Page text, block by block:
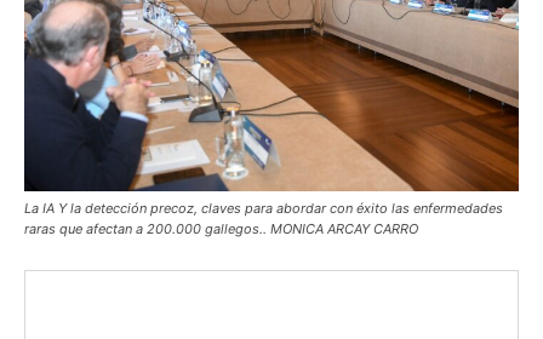
La IA Y la detección precoz, claves para abordar con éxito las enfermedades
raras que afectan a 200.000 gallegos.. MONICA ARCAY CARRO